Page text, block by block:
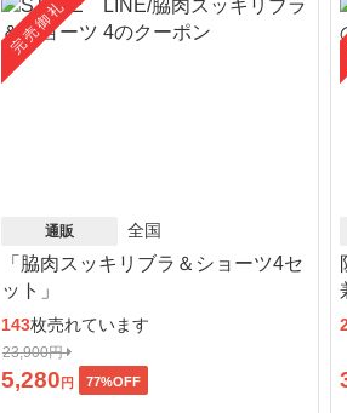
完売御礼
通販 全国
「脇肉スッキリブラ＆ショーツ4セ
ット」
143枚売れています
23,900円
5,280 円 77%OFF